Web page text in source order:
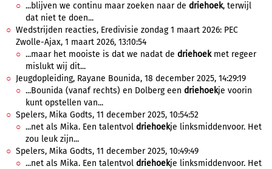
...blijven we continu maar zoeken naar de driehoek, terwijl
dat niet te doen...
Wedstrijden reacties, Eredivisie zondag 1 maart 2026: PEC
Zwolle-Ajax, 1 maart 2026, 13:10:54
...maar het mooiste is dat we nadat de driehoekmet regeer
mislukt wij dit...
Jeugdopleiding, Rayane Bounida, 18 december 2025, 14:29:19
...Bounida (vanaf rechts) en Dolberg een driehoekje voorin
kunt opstellen van...
Spelers, Mika Godts, 11 december 2025, 10:54:52
...net als Mika. Een talentvol driehoekje linksmiddenvoor. Het
zou leuk zijn...
Spelers, Mika Godts, 11 december 2025, 10:49:49
...net als Mika. Een talentvol driehoekje linksmiddenvoor. Het